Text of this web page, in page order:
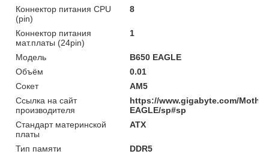
Коннектор питания CPU
(pin)
8
Коннектор питания
мат.платы (24pin)
1
Модель
B650 EAGLE
Объём
0.01
Сокет
AM5
Ссылка на сайт
производителя
https://www.gigabyte.com/
EAGLE/sp#sp
Стандарт материнской
платы
ATX
Тип памяти
DDR5